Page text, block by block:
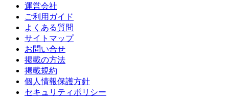
運営会社
ご利用ガイド
よくある質問
サイトマップ
お問い合せ
掲載の方法
掲載規約
個人情報保護方針
セキュリティポリシー